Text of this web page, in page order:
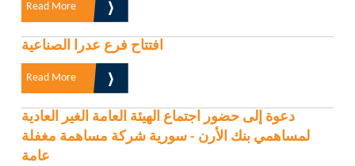
Read More
افتتاح فرع عدرا الصناعية
Read More
دعوة إلى حضور اجتماع الهيئة العامة الغير العادية
لمساهمي بنك الأرن - سورية شركة مساهمة مغفلة
عامة